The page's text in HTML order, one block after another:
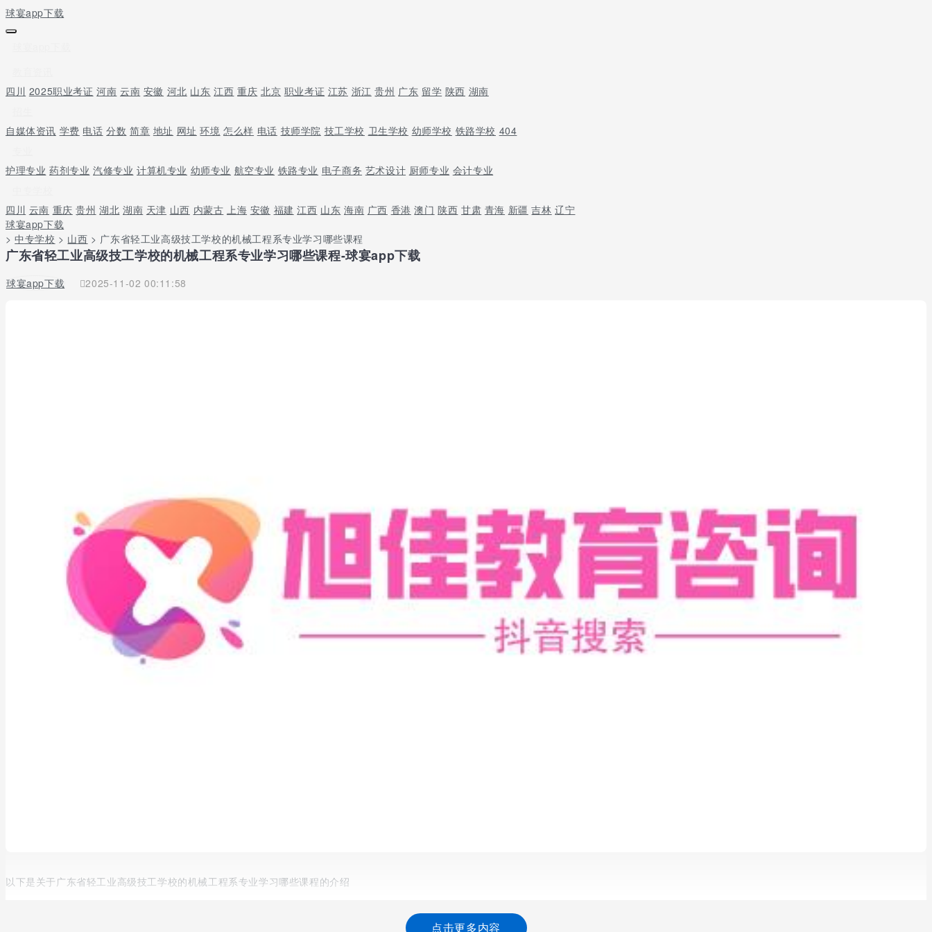
球宴app下载
四川 2025职业考证 河南 云南 安徽 河北 山东 江西 重庆 北京 职业考证 江苏 浙江 贵州 广东 留学 陕西 湖南
自媒体资讯 学费 电话 分数 简章 地址 网址 环境 怎么样 电话 技师学院 技工学校 卫生学校 幼师学校 铁路学校 404
护理专业 药剂专业 汽修专业 计算机专业 幼师专业 航空专业 铁路专业 电子商务 艺术设计 厨师专业 会计专业
四川 云南 重庆 贵州 湖北 湖南 天津 山西 内蒙古 上海 安徽 福建 江西 山东 海南 广西 香港 澳门 陕西 甘肃 青海 新疆 吉林 辽宁
球宴app下载
>中专学校 > 山西 > 广东省轻工业高级技工学校的机械工程系专业学习哪些课程
广东省轻工业高级技工学校的机械工程系专业学习哪些课程-球宴app下载
球宴app下载 2025-11-02 00:11:58
以下是关于广东省轻工业高级技工学校的机械工程系专业学习哪些课程的介绍
点击更多内容